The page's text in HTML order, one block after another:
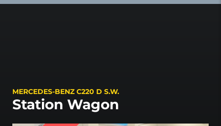
MERCEDES-BENZ C220 D S.W.
Station Wagon